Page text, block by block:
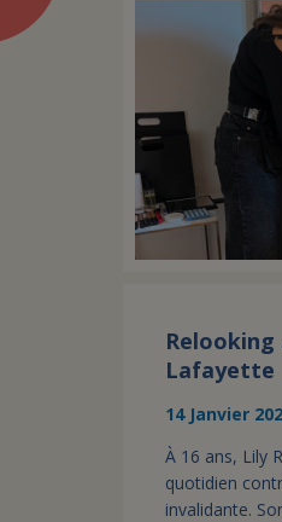
Relooking
Lafayette
14 Janvier
À 16 ans, Lily
quotidien
invalidante.